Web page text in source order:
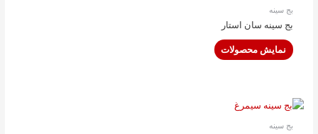
بج سینه
بج سینه سان استار
نمایش محصولات
بج سینه